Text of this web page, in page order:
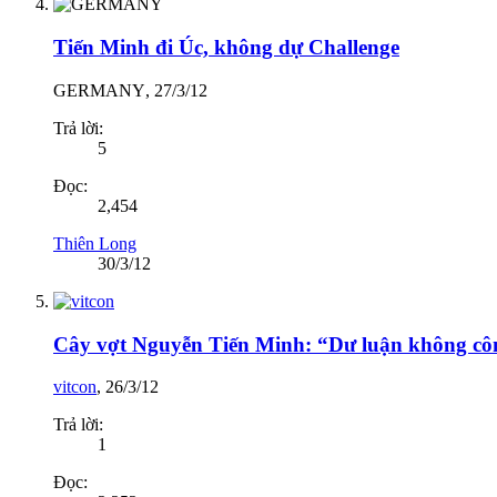
Tiến Minh đi Úc, không dự Challenge
GERMANY, 27/3/12
Trả lời:
5
Đọc:
2,454
Thiên Long
30/3/12
Cây vợt Nguyễn Tiến Minh: “Dư luận không
vitcon, 26/3/12
Trả lời:
1
Đọc: